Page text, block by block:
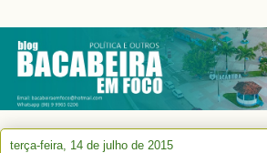
terça-feira, 14 de julho de 2015